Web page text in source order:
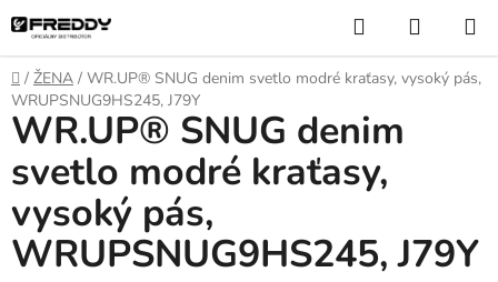
Prejsť
na
obsah
Hľadať
KOŠÍK
Domov
/ ŽENA / WR.UP® SNUG denim svetlo modré kraťasy, vysoký pás,
WRUPSNUG9HS245, J79Y
WR.UP® SNUG denim
svetlo modré kraťasy,
vysoký pás,
WRUPSNUG9HS245, J79Y